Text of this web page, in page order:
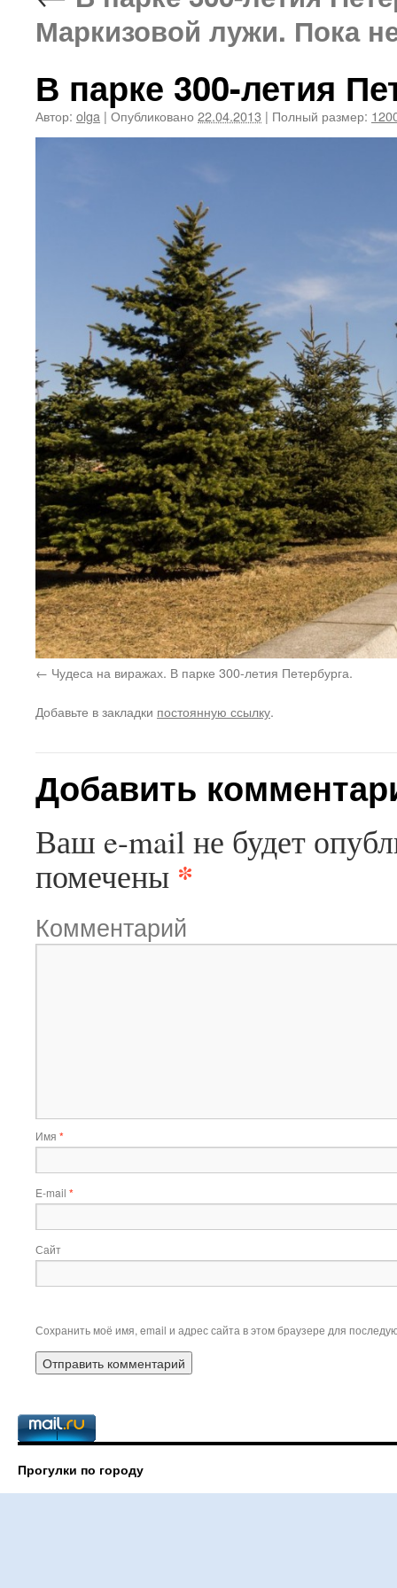
Маркизовой лужи. Пока
В парке 300-летия
Автор: olga | Опубликовано 22.04.2013 | Полный размер:
Чудеса на виражах. В парке 300-летия Петербурга.
Добавьте в закладки постоянную ссылку.
Добавить
Ваш e-mail не будет
помечены *
Комментарий
Имя *
E-mail *
Сайт
Сохранить моё имя, email и адрес сайта в этом браузере для
Прогулки по городу